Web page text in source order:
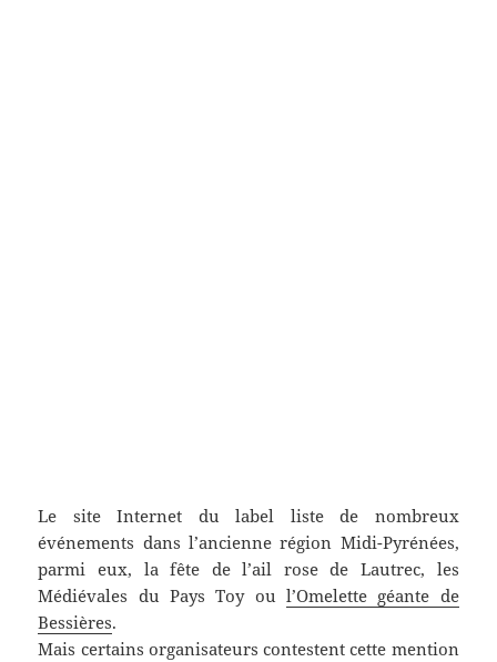
Le site Internet du label liste de nombreux
événements dans l’ancienne région Midi-Pyrénées,
parmi eux, la fête de l’ail rose de Lautrec, les
Médiévales du Pays Toy ou l’Omelette géante de
Bessières.
Mais certains organisateurs contestent cette mention